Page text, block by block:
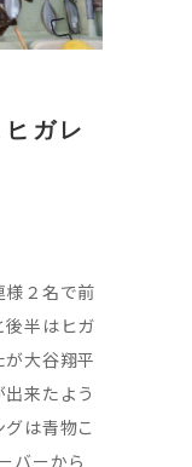
ガレ
様２名で前
後半はヒガ
が大谷翔平
来たよう
は青物こ
バーから